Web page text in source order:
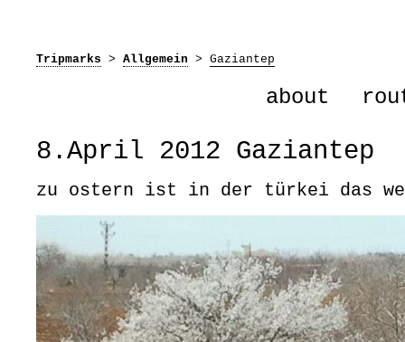
Tripmarks > Allgemein > Gaziantep
about
8.April 2012 Gaziantep
zu ostern ist in der türkei das